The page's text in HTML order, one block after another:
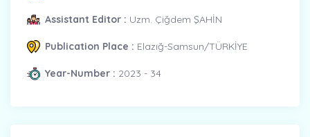
Assistant Editor : Uzm. Çiğdem ŞAHİN
Publication Place : Elazığ-Samsun/TÜRKİYE
Year-Number : 2023 - 34